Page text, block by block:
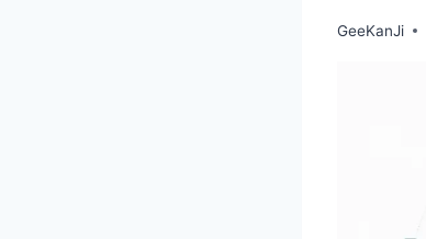
GeeKanJi